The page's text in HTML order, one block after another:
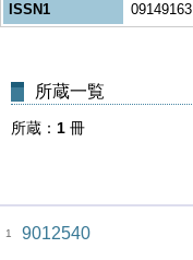
ISSN1
09149163
所蔵一覧
所蔵 1 冊
1 9012540